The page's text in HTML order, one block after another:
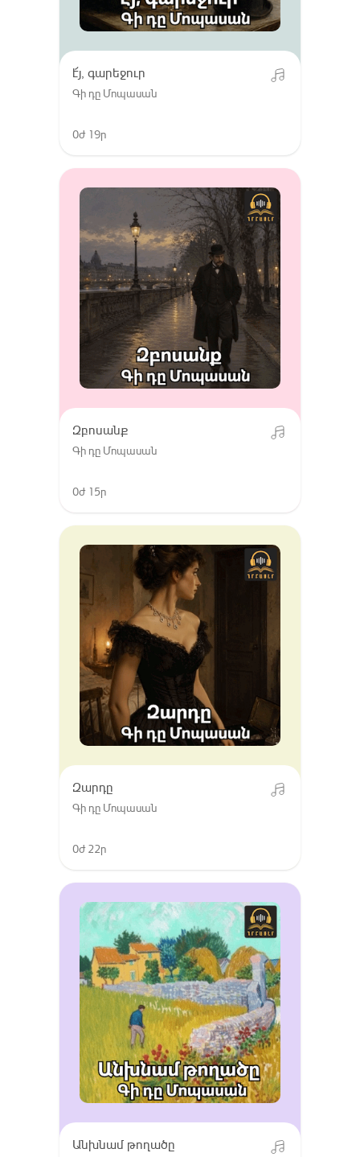
է՜յ, գարեջուր
Գի դը Մոպասան
0ժ 19ր
Զբոսանք
Գի դը Մոպասան
0ժ 15ր
Զարդը
Գի դը Մոպասան
0ժ 22ր
Անխնամ թողածը